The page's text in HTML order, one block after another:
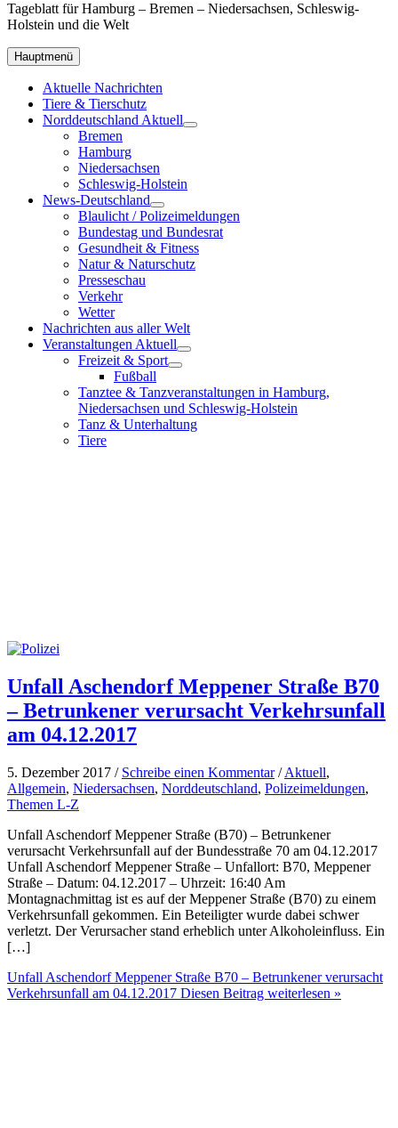
Tageblatt für Hamburg – Bremen – Niedersachsen, Schleswig-
Holstein und die Welt
Hauptmenü
Aktuelle Nachrichten
Tiere & Tierschutz
Norddeutschland Aktuell
Bremen
Hamburg
Niedersachsen
Schleswig-Holstein
News-Deutschland
Blaulicht / Polizeimeldungen
Bundestag und Bundesrat
Gesundheit & Fitness
Natur & Naturschutz
Presseschau
Verkehr
Wetter
Nachrichten aus aller Welt
Veranstaltungen Aktuell
Freizeit & Sport
Fußball
Tanztee & Tanzveranstaltungen in Hamburg,
Niedersachsen und Schleswig-Holstein
Tanz & Unterhaltung
Tiere
Unfall Aschendorf Meppener Straße B70
– Betrunkener verursacht Verkehrsunfall
am 04.12.2017
5. Dezember 2017 / Schreibe einen Kommentar /Aktuell,
Allgemein, Niedersachsen, Norddeutschland, Polizeimeldungen,
Themen L-Z
Unfall Aschendorf Meppener Straße (B70) – Betrunkener
verursacht Verkehrsunfall auf der Bundesstraße 70 am 04.12.2017
Unfall Aschendorf Meppener Straße – Unfallort: B70, Meppener
Straße – Datum: 04.12.2017 – Uhrzeit: 16:40 Am
Montagnachmittag ist es auf der Meppener Straße (B70) zu einem
Verkehrsunfall gekommen. Ein Beteiligter wurde dabei schwer
verletzt. Der Verursacher stand erheblich unter Alkoholeinfluss. Ein
[…]
Unfall Aschendorf Meppener Straße B70 – Betrunkener verursacht
Verkehrsunfall am 04.12.2017 Diesen Beitrag weiterlesen »